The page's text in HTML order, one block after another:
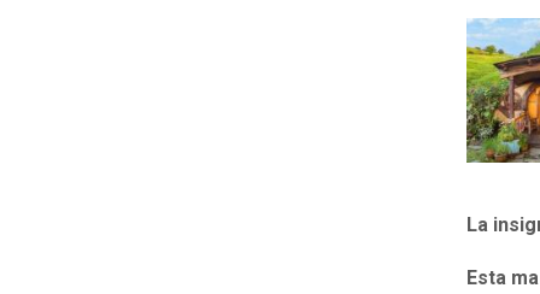
La
Esta